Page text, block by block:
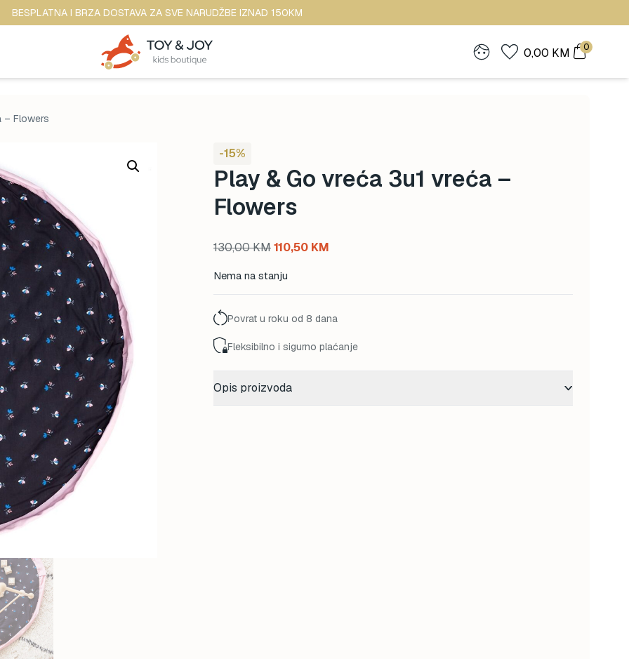
BESPLATNA I BRZA DOSTAVA ZA SVE NARUDŽBE IZNAD 150KM
0,00 KM 0
– Flowers
-15%
Play & Go vreća 3u1 vreća –
Flowers
130,00KMOriginal
110,50 KM
Nema na stanju
Povrat u roku od 8 dana
Fleksibilno i sigurno plaćanje
Opis proizvoda